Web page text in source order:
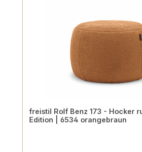
freistil Rolf Benz 173 - Hocker
Edition | 6534 orangebraun